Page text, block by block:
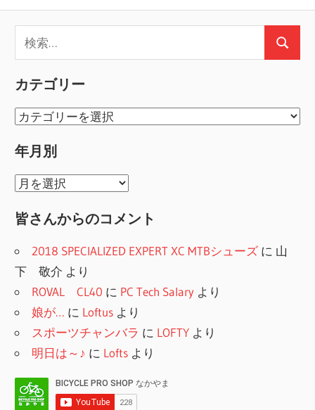
稿
ナ
ゲ
ー
シ
ョ
ン
投
稿:
投
索:
検
カテゴリー
カ
ゴ
リ
年月別
年
別
皆さんからのコメント
2018 SPECIALIZED EXPERT XC MTBシューズ に 山
下 敬介 より
ROVAL CL40 に PC Tech Salary より
娘が… に Loftus より
スポーツチャンバラ に LOFTY より
明日は～♪ に Lofts より